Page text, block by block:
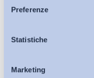
Preferenze
Statistiche
Marketing
Articoli
Osservatori
Eventi
Scuola internazionale di